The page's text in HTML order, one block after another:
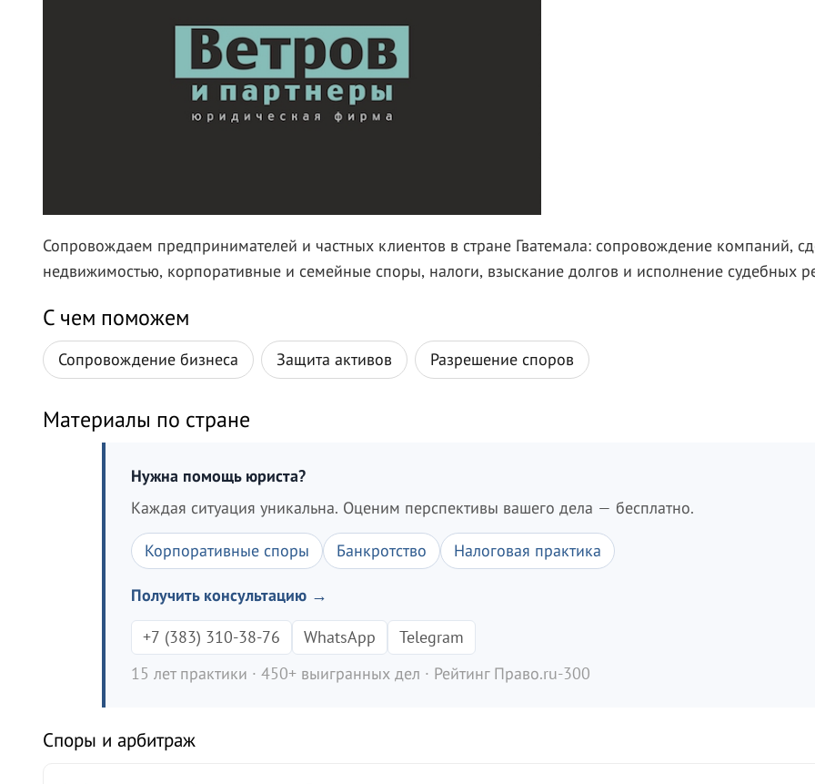
Сопровождаем предпринимателей и частных клиентов в стране Гватемала: сопровождение компаний,
недвижимостью, корпоративные и семейные споры, налоги, взыскание долгов и исполнение судебных
С чем поможем
Сопровождение бизнеса Защита активов Разрешение споров
Материалы по стране
Нужна помощь юриста?
Каждая ситуация уникальна. Оценим перспективы вашего дела — бесплатно.
Корпоративные споры Банкротство Налоговая практика
Получить консультацию →
+7 (383) 310-38-76
WhatsApp
Telegram
15 лет практики · 450+ выигранных дел · Рейтинг Право.ru-300
Споры и арбитраж